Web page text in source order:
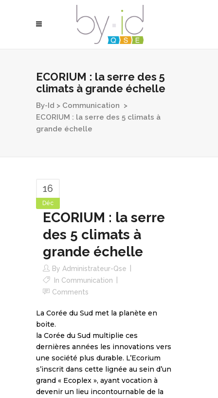
ECORIUM : la serre des 5
climats à grande échelle
By-Id > Communication >
ECORIUM : la serre des 5 climats à
grande échelle
16
Déc
ECORIUM : la serre
des 5 climats à
grande échelle
By Administrateur-Qse
In Communication
Comments
La Corée du Sud met la planète en
boite.
la Corée du Sud multiplie ces
dernières années les innovations vers
une société plus durable. L’Ecorium
s’inscrit dans cette lignée au sein d’un
grand « Ecoplex », ayant vocation à
devenir un lieu incontournable de la